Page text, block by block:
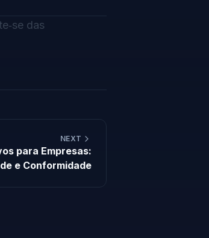
das
NEXT
para Empresas:
e Conformidade